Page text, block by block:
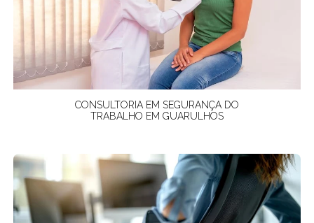
CONSULTORIA EM SEGURANÇA DO
TRABALHO EM GUARULHOS